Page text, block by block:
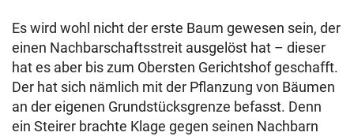
Es wird wohl nicht der erste Baum gewesen sein, der
einen Nachbarschaftsstreit ausgelöst hat – dieser
hat es aber bis zum Obersten Gerichtshof geschafft.
Der hat sich nämlich mit der Pflanzung von Bäumen
an der eigenen Grundstücksgrenze befasst. Denn
ein Steirer brachte Klage gegen seinen Nachbarn